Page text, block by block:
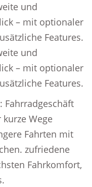
und
– mit optionaler
Features.
und
– mit optionaler
Features.
Fahrradgeschäft
Wege
Fahrten mit
zufriedene
Fahrkomfort,